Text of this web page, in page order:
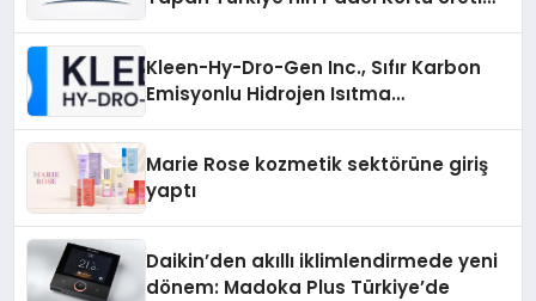
Kleen-Hy-Dro-Gen Inc., Sıfır Karbon
Emisyonlu Hidrojen Isıtma
Marie Rose kozmetik sektörüne giriş
yaptı
Daikin’den akıllı iklimlendirmede yeni
dönem: Madoka Plus Türkiye’de